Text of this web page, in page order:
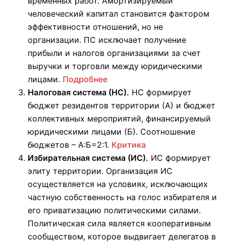
человеческий капитал становится фактором
эффективности отношений, но не
организации. ПС исключает получение
прибыли и налогов организациями за счет
выручки и торговли между юридическими
лицами. Подробнее
Налоговая система (НС). НС формирует
бюджет резидентов территории (А) и бюджет
коллективных мероприятий, финансируемый
юридическими лицами (Б). Соотношение
бюджетов – А:Б=2:1. Критика
Избирательная система (ИС). ИС формирует
элиту территории. Организация ИС
осуществляется на условиях, исключающих
частную собственность на голос избирателя и
его приватизацию политическими силами.
Политическая сила является кооперативным
сообществом, которое выдвигает делегатов в